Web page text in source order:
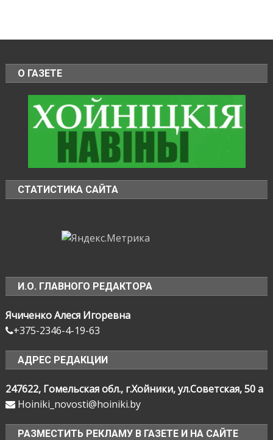
О ГАЗЕТЕ
СТАТИСТИКА САЙТА
И.О. ГЛАВНОГО РЕДАКТОРА
Ячиченко Алеся Игоревна
+375-2346-4-19-63
АДРЕС РЕДАКЦИИ
247622, Гомельская обл., г.Хойники, ул.Советская, 50 а
Hoiniki_novosti@hoiniki.by
РАЗМЕСТИТЬ РЕКЛАМУ В ГАЗЕТЕ И НА САЙТЕ